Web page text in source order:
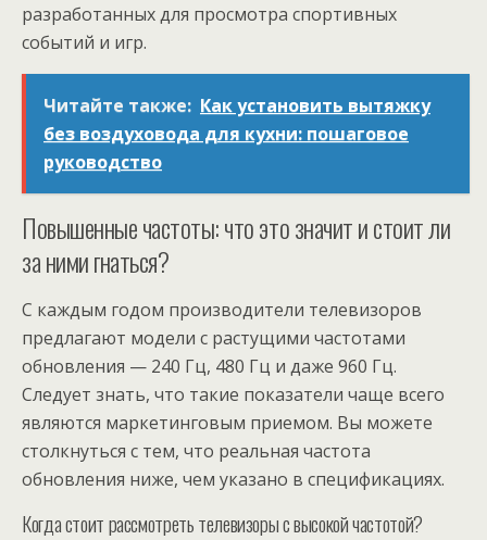
разработанных для просмотра спортивных
событий и игр.
Читайте также: Как установить вытяжку
без воздуховода для кухни: пошаговое
руководство
Повышенные частоты: что это значит и стоит ли
за ними гнаться?
С каждым годом производители телевизоров
предлагают модели с растущими частотами
обновления — 240 Гц, 480 Гц и даже 960 Гц.
Следует знать, что такие показатели чаще всего
являются маркетинговым приемом. Вы можете
столкнуться с тем, что реальная частота
обновления ниже, чем указано в спецификациях.
Когда стоит рассмотреть телевизоры с высокой частотой?